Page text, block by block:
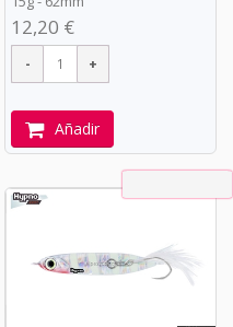
12,20 €
Añadir